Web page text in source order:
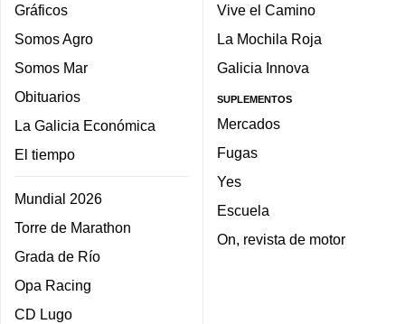
Gráficos
Somos Agro
Somos Mar
Obituarios
La Galicia Económica
El tiempo
Mundial 2026
Torre de Marathon
Grada de Río
Opa Racing
CD Lugo
Vive el Camino
La Mochila Roja
Galicia Innova
SUPLEMENTOS
Mercados
Fugas
Yes
Escuela
On, revista de motor